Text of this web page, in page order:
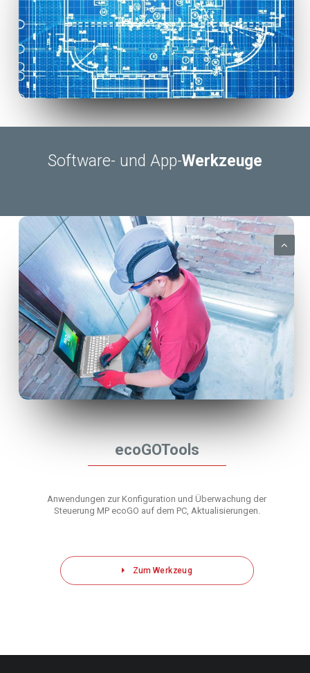
Software- und App-Werkzeuge
ecoGOTools
Anwendungen zur Konfiguration und Überwachung der
Steuerung MP ecoGO auf dem PC, Aktualisierungen.
Zum Werkzeug